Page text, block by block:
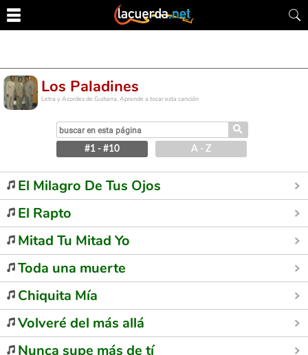
Los Paladines
Letra y Acordes de Guitarra. Aprende a tocar esta canción
⚲
#1 - #10 A - Z
El Milagro De Tus Ojos
El Rapto
Mitad Tu Mitad Yo
Toda una muerte
Chiquita Mía
Volveré del más allá
Nunca supe más de tí